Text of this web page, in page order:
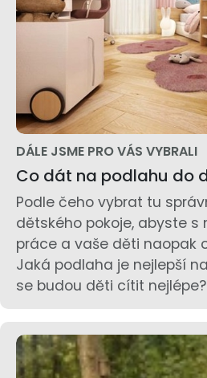
DÁLE JSME PRO VÁS VYBRALI
Co dát na podlahu do
Podle čeho vybrat tu
dětského pokoje, abyste s
práce a vaše děti naopak
Jaká podlaha je nejlepší
se budou děti cítit nejlépe?